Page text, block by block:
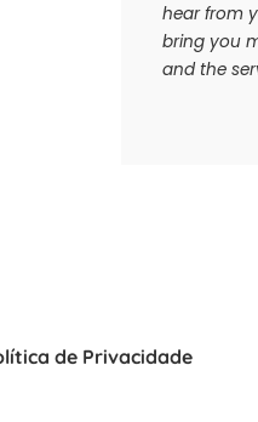
hear from
bring you
and the
de Privacidade